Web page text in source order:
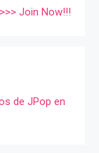
>>> Join Now!!!